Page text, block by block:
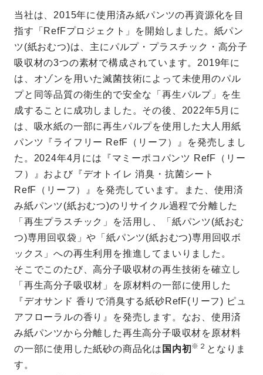
当社は、2015年に使用済み紙パンツの再資源化を目
指す「RefFプロジェクト」を開始しました。紙パン
ツ(紙おむつ)は、主にパルプ・プラスチック・高分子
吸収材の3つの素材で構成されています。2019年に
は、オゾンを用いた滅菌技術によって未使用のパル
プと同等品質の衛生的で安全な「再生パルプ」を生
成することに成功しました。その後、2022年5月に
は、吸水紙の一部に再生パルプを使用した大人用紙
パンツ『ライフリー RefF（リーフ）』を発売しまし
た。2024年4月には『マミーポコパンツ RefF（リー
フ）』および『デオトイレ 消臭・抗菌シート
RefF（リーフ）』を発売しています。また、使用済
み紙パンツ(紙おむつ)のリサイクル過程で分離した
「再生プラスチック」を活用し、「紙パンツ(紙おむ
つ)専用回収袋」や「紙パンツ(紙おむつ)専用回収ボ
ックス」への再生利用を推進してまいりました。
そこでこのたび、高分子吸収材の再生技術を確立し
「再生高分子吸収材」を原材料の一部に使用した
『デオサンド 香りで消臭する紙砂RefF(リーフ) ピュ
アフローラルの香り』を発売します。なお、使用済
み紙パンツから分離した再生高分子吸収材を原材料
の一部に使用した紙砂の商品化は 国内初 ※２ となりま
す。